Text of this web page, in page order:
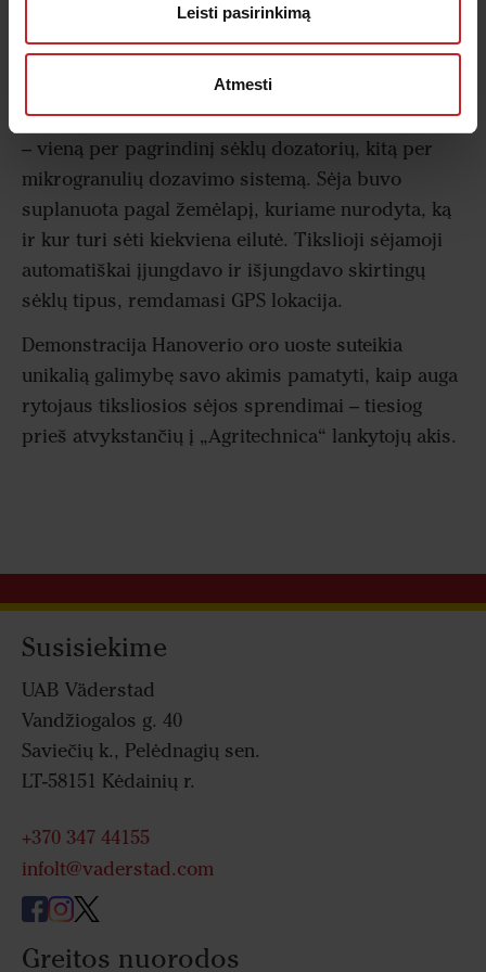
Leisti pasirinkimą
Atmesti
Vaizdas lauke sukurtas pasitelkus pažangią naujos
kartos Tempo sėjamosios elektroniką ir tikslumą.
Ši tikslioji sėjamoji vienu metu pasėjo dvi kultūras
– vieną per pagrindinį sėklų dozatorių, kitą per
mikrogranulių dozavimo sistemą. Sėja buvo
suplanuota pagal žemėlapį, kuriame nurodyta, ką
ir kur turi sėti kiekviena eilutė. Tikslioji sėjamoji
automatiškai įjungdavo ir išjungdavo skirtingų
sėklų tipus, remdamasi GPS lokacija.
Demonstracija Hanoverio oro uoste suteikia
unikalią galimybę savo akimis pamatyti, kaip auga
rytojaus tiksliosios sėjos sprendimai – tiesiog
prieš atvykstančių į „Agritechnica“ lankytojų akis.
Susisiekime
UAB Väderstad
Vandžiogalos g. 40
Saviečių k., Pelėdnagių sen.
LT-58151 Kėdainių r.
+370 347 44155
infolt@vaderstad.com
Greitos nuorodos